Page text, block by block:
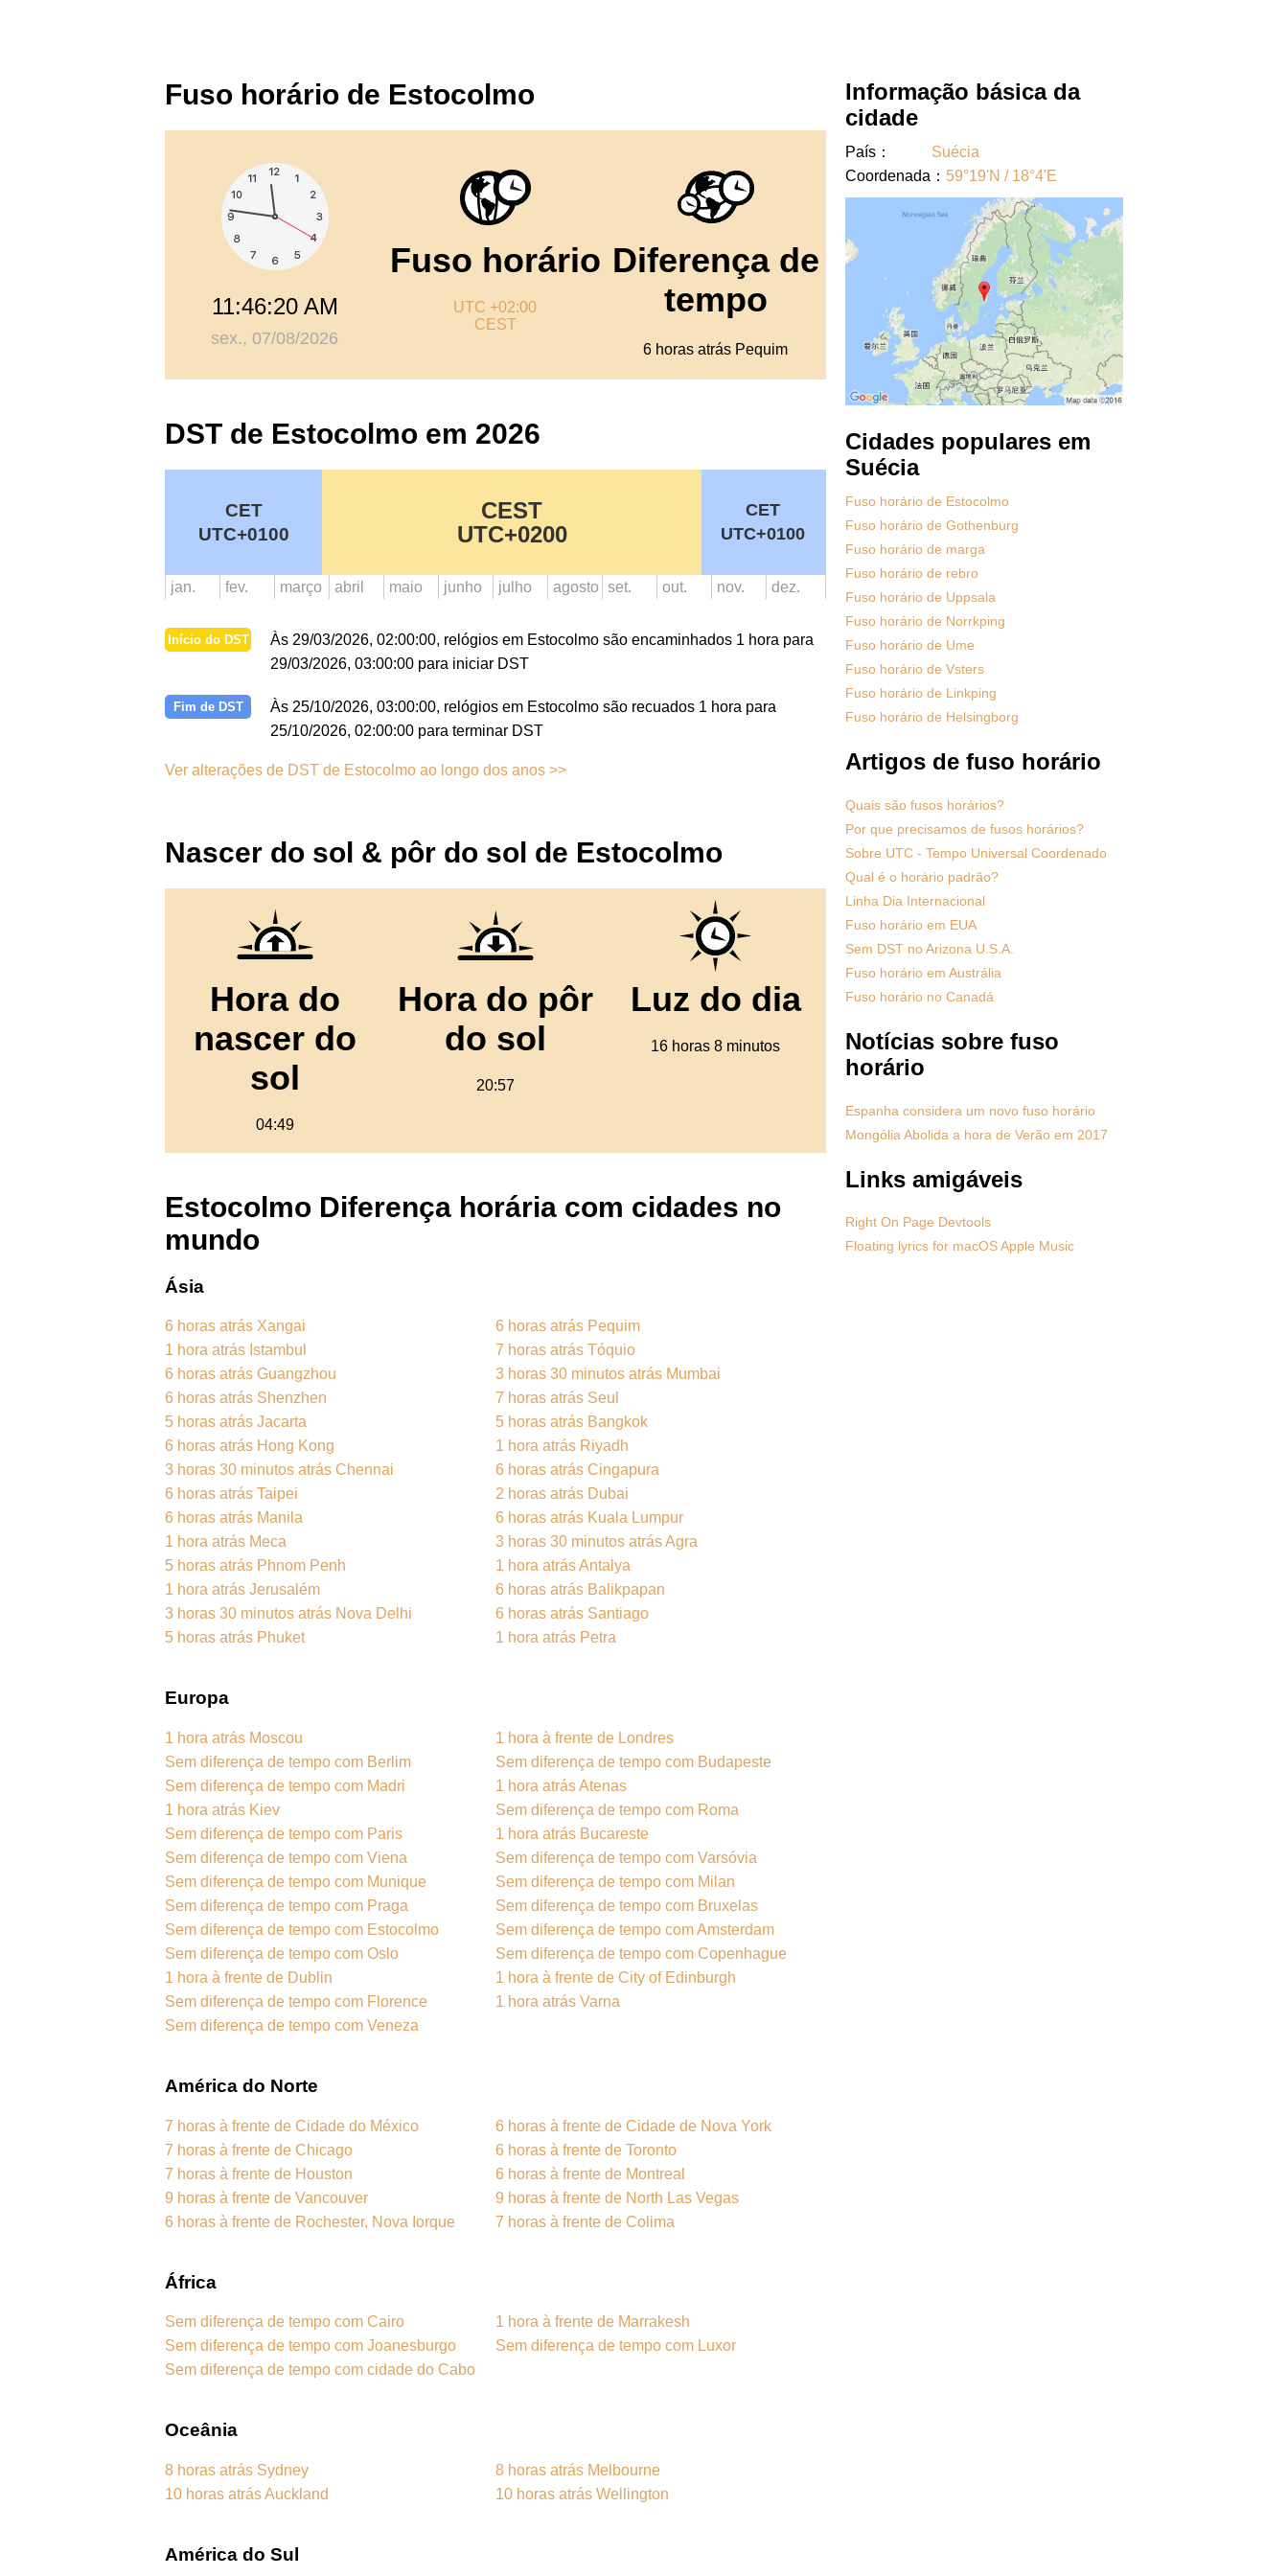
Fuso horário de Estocolmo
11:46:21 AM
sex., 07/08/2026
Fuso horário
UTC +02:00
CEST
Diferença de
tempo
6 horas atrás Pequim
DST de Estocolmo em 2026
CET
UTC+0100
CEST
UTC+0200
CET
UTC+0100
jan. fev. março abril maio junho julho agosto set. out. nov. dez.
Início do DST
Às 29/03/2026, 02:00:00, relógios em Estocolmo são encaminhados 1 hora para
29/03/2026, 03:00:00 para iniciar DST
Fim de DST
Às 25/10/2026, 03:00:00, relógios em Estocolmo são recuados 1 hora para
25/10/2026, 02:00:00 para terminar DST
Ver alterações de DST de Estocolmo ao longo dos anos >>
Nascer do sol & pôr do sol de Estocolmo
Hora do
nascer do
sol
04:49
Hora do pôr
do sol
20:57
Luz do dia
16 horas 8 minutos
Estocolmo Diferença horária com cidades no
mundo
Ásia
6 horas atrás Xangai
6 horas atrás Pequim
1 hora atrás Istambul
7 horas atrás Tóquio
6 horas atrás Guangzhou
3 horas 30 minutos atrás Mumbai
6 horas atrás Shenzhen
7 horas atrás Seul
5 horas atrás Jacarta
5 horas atrás Bangkok
6 horas atrás Hong Kong
1 hora atrás Riyadh
3 horas 30 minutos atrás Chennai
6 horas atrás Cingapura
6 horas atrás Taipei
2 horas atrás Dubai
6 horas atrás Manila
6 horas atrás Kuala Lumpur
1 hora atrás Meca
3 horas 30 minutos atrás Agra
5 horas atrás Phnom Penh
1 hora atrás Antalya
1 hora atrás Jerusalém
6 horas atrás Balikpapan
3 horas 30 minutos atrás Nova Delhi
6 horas atrás Santiago
5 horas atrás Phuket
1 hora atrás Petra
Europa
1 hora atrás Moscou
1 hora à frente de Londres
Sem diferença de tempo com Berlim
Sem diferença de tempo com Budapeste
Sem diferença de tempo com Madri
1 hora atrás Atenas
1 hora atrás Kiev
Sem diferença de tempo com Roma
Sem diferença de tempo com Paris
1 hora atrás Bucareste
Sem diferença de tempo com Viena
Sem diferença de tempo com Varsóvia
Sem diferença de tempo com Munique
Sem diferença de tempo com Milan
Sem diferença de tempo com Praga
Sem diferença de tempo com Bruxelas
Sem diferença de tempo com Estocolmo
Sem diferença de tempo com Amsterdam
Sem diferença de tempo com Oslo
Sem diferença de tempo com Copenhague
1 hora à frente de Dublin
1 hora à frente de City of Edinburgh
Sem diferença de tempo com Florence
1 hora atrás Varna
Sem diferença de tempo com Veneza
América do Norte
7 horas à frente de Cidade do México
6 horas à frente de Cidade de Nova York
7 horas à frente de Chicago
6 horas à frente de Toronto
7 horas à frente de Houston
6 horas à frente de Montreal
9 horas à frente de Vancouver
9 horas à frente de North Las Vegas
6 horas à frente de Rochester, Nova Iorque
7 horas à frente de Colima
África
Sem diferença de tempo com Cairo
1 hora à frente de Marrakesh
Sem diferença de tempo com Joanesburgo
Sem diferença de tempo com Luxor
Sem diferença de tempo com cidade do Cabo
Oceânia
8 horas atrás Sydney
8 horas atrás Melbourne
10 horas atrás Auckland
10 horas atrás Wellington
América do Sul
Informação básica da
cidade
País：
Suécia
Coordenada： 59°19'N / 18°4'E
Cidades populares em
Suécia
Fuso horário de Estocolmo
Fuso horário de Gothenburg
Fuso horário de marga
Fuso horário de rebro
Fuso horário de Uppsala
Fuso horário de Norrkping
Fuso horário de Ume
Fuso horário de Vsters
Fuso horário de Linkping
Fuso horário de Helsingborg
Artigos de fuso horário
Quais são fusos horários?
Por que precisamos de fusos horários?
Sobre UTC - Tempo Universal Coordenado
Qual é o horário padrão?
Linha Dia Internacional
Fuso horário em EUA
Sem DST no Arizona U.S.A.
Fuso horário em Austrália
Fuso horário no Canadá
Notícias sobre fuso
horário
Espanha considera um novo fuso horário
Mongólia Abolida a hora de Verão em 2017
Links amigáveis
Right On Page Devtools
Floating lyrics for macOS Apple Music